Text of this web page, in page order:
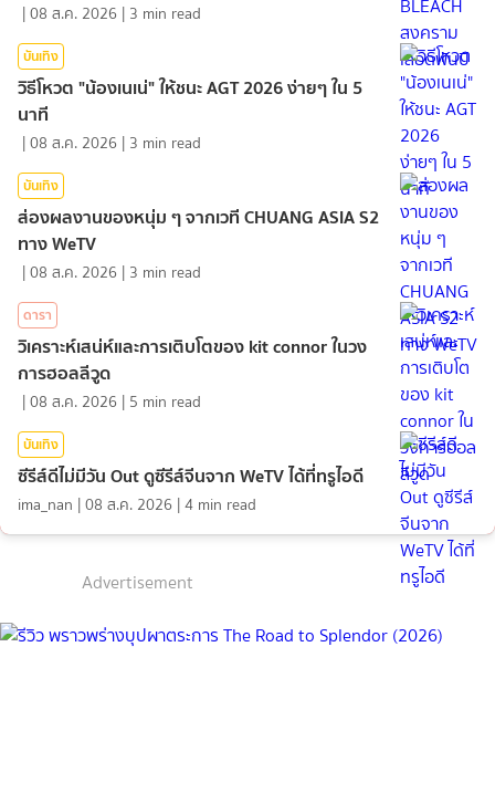
|08 ส.ค. 2026 | 3 min read
บันเทิง
วิธีโหวต "น้องเนเน่" ให้ชนะ AGT 2026 ง่ายๆ ใน 5
นาที
|08 ส.ค. 2026 | 3 min read
บันเทิง
ส่องผลงานของหนุ่ม ๆ จากเวที CHUANG ASIA S2
ทาง WeTV
|08 ส.ค. 2026 | 3 min read
ดารา
วิเคราะห์เสน่ห์และการเติบโตของ kit connor ในวง
การฮอลลีวูด
|08 ส.ค. 2026 | 5 min read
บันเทิง
ซีรีส์ดีไม่มีวัน Out ดูซีรีส์จีนจาก WeTV ได้ที่ทรูไอดี
ima_nan |08 ส.ค. 2026 |4 min read
Advertisement